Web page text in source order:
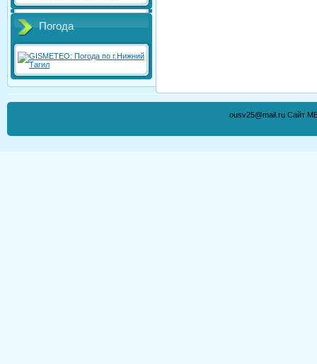
Погода
ousv25@mail.ru Сайт